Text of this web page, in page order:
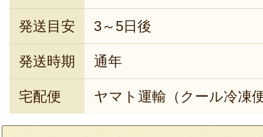
発送目安 3～5日後
発送時期 通年
宅配便 ヤマト運輸（クール冷凍